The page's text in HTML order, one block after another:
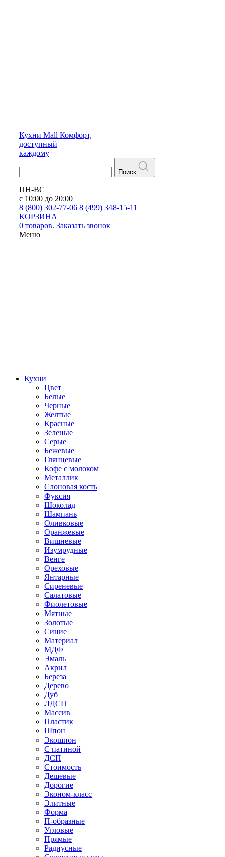
Кухни Mall Комфорт,
доступный
каждому
Поиск
ПН-ВС
с 10:00 до 20:00
8 (800) 302-77-06 8 (499) 348-15-11
КОРЗИНА
0 товаров. Заказать звонок
Меню
Кухни
Цвет
Белые
Черные
Желтые
Красные
Зеленые
Серые
Бежевые
Глянцевые
Кофе с молоком
Металлик
Слоновая кость
Фуксия
Шоколад
Шампань
Оливковые
Оранжевые
Вишневые
Изумрудные
Венге
Ореховые
Янтарные
Сиреневые
Салатовые
Фиолетовые
Мятные
Золотые
Синие
Материал
МДФ
Эмаль
Акрил
Береза
Дерево
Дуб
ЛДСП
Массив
Пластик
Шпон
Экошпон
С патиной
ДСП
Стоимость
Дешевые
Дорогие
Эконом-класс
Элитные
Форма
П-образные
Угловые
Прямые
Радиусные